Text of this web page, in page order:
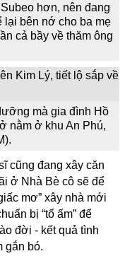
hơn, nên đang
lại bên nớ cho ba mẹ
cả bầy về thăm ông
mà gia đình Hồ
nằm ở khu An Phú,
cũng đang xây căn
ở Nhà Bè cô sẽ để
mơ” xây nhà mới
bị “tổ ấm” để
đời - kết quả tình
gắn bó.